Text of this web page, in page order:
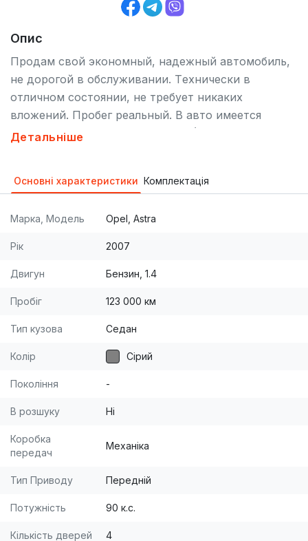
Опис
Продам свой экономный, надежный автомобиль,
не дорогой в обслуживании. Tехнически в
отличном состоянии, не требует никаких
вложений. Пробег реальный. В авто имеется
кондиционер, ГУР, музыка MP3 (6 динамиков),
зимняя на железных дисках. Газ пропан 4-е
Детальніше
Основні характеристики Комплектація
Марка, Модель Opel, Astra
Рік 2007
Двигун Бензин, 1.4
Пробіг 123 000 км
Тип кузова Седан
Колір Сірий
Покоління -
В розшуку Ні
Коробка
передач
Механіка
Тип Приводу Передній
Потужність 90 к.с.
Кількість дверей 4